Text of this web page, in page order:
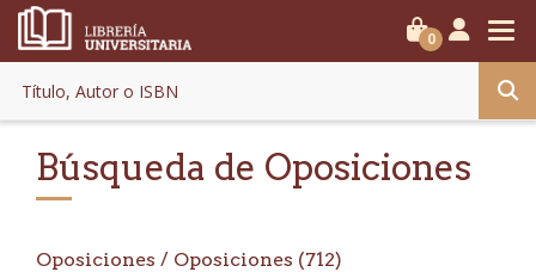
0
Búsqueda de Oposiciones
Oposiciones / Oposiciones (712)